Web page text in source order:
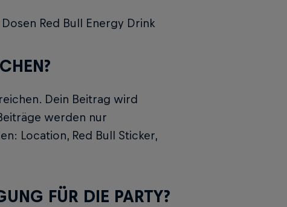
Red Bull Energy Drink
Dein Beitrag wird
werden nur
Location, Red Bull Sticker,
FÜR DIE PARTY?